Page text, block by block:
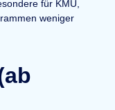
für KMU,
weniger